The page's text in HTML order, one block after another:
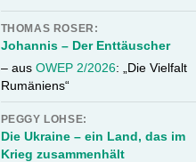
THOMAS ROSER:
Johannis – Der Enttäuscher
– aus OWEP 2/2026: „Die Vielfalt
Rumäniens“
PEGGY LOHSE:
Die Ukraine – ein Land, das im
Krieg zusammenhält